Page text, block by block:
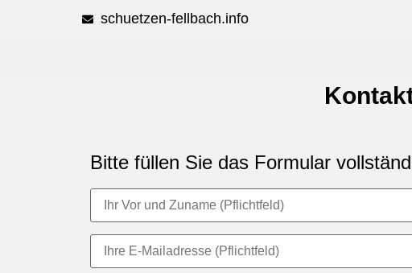
schuetzen-fellbach.info
Bitte füllen Sie das Formular